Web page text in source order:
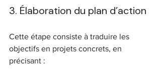
3. Élaboration du plan d’action
Cette étape consiste à traduire les
objectifs en projets concrets, en
précisant :